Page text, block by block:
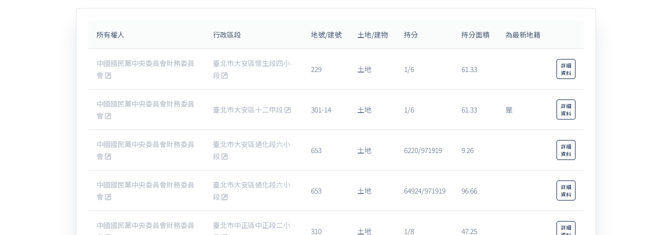
所有權人 行政區段 地號/建號 土地/建物 持分 持分面積 為最新地籍
中國國民黨中央委員會財務委員
會
臺北市大安區懷生段四小
段
229 土地 1/6 61.33
詳細
資料
中國國民黨中央委員會財務委員
會
臺北市大安區十二甲段 301-14 土地 1/6 61.33 是
詳細
資料
中國國民黨中央委員會財務委員
會
臺北市大安區通化段六小
段
653 土地 6220/971919 9.26
詳細
資料
中國國民黨中央委員會財務委員
會
臺北市大安區通化段六小
段
653 土地 64924/971919 96.66
詳細
資料
中國國民黨中央委員會財務委員
臺北市中正區中正段二小
310 土地 1/8 47.25
詳細